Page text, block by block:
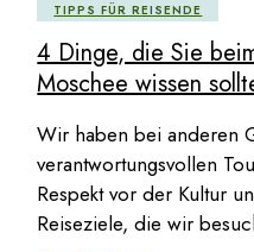
TIPPS FÜR REISENDE
4 Dinge, die Sie
Moschee wissen
Wir haben bei anderen
verantwortungsvollen
Respekt vor der Kultur
Reiseziele, die wir